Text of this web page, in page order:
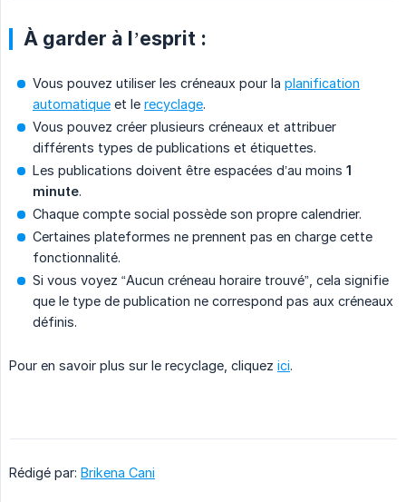
À garder à l’esprit :
Vous pouvez utiliser les créneaux pour la planification
automatique et le recyclage.
Vous pouvez créer plusieurs créneaux et attribuer
différents types de publications et étiquettes.
Les publications doivent être espacées d’au moins 1
minute.
Chaque compte social possède son propre calendrier.
Certaines plateformes ne prennent pas en charge cette
fonctionnalité.
Si vous voyez “Aucun créneau horaire trouvé”, cela signifie
que le type de publication ne correspond pas aux créneaux
définis.
Pour en savoir plus sur le recyclage, cliquez ici.
Rédigé par: Brikena Cani